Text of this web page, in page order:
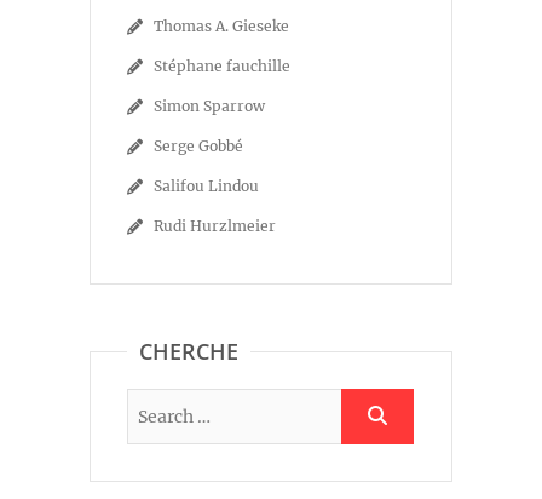
Thomas A. Gieseke
Stéphane fauchille
Simon Sparrow
Serge Gobbé
Salifou Lindou
Rudi Hurzlmeier
CHERCHE